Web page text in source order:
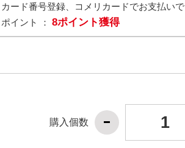
カード番号登録、コメリカードでお支払いで
イント ： 8ポイント獲得
購入個数